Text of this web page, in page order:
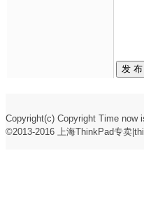
发 布
Copyright(c) Copyright Time now
©2013-2016 上海ThinkPad专卖